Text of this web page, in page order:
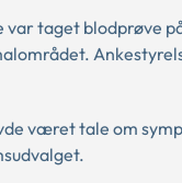
var taget blodprøve
været tale om